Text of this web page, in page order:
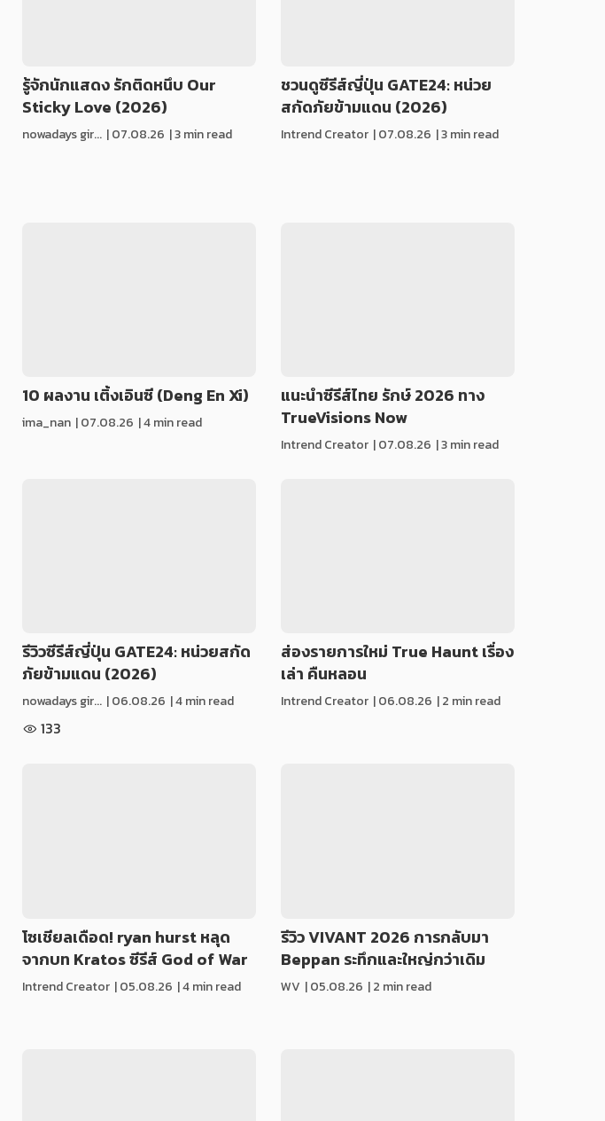
รู้จักนักแสดง รักติดหนึบ Our
Sticky Love (2026)
nowadays gir... |07.08.26 | 3 min read
ชวนดูซีรีส์ญี่ปุ่น GATE24: หน่วย
สกัดภัยข้ามแดน (2026)
Intrend Creator |07.08.26 | 3 min read
10 ผลงาน เติ้งเอินซี (Deng En Xi)
ima_nan |07.08.26 | 4 min read
แนะนำซีรีส์ไทย รักษ์ 2026 ทาง
TrueVisions Now
Intrend Creator |07.08.26 | 3 min read
รีวิวซีรีส์ญี่ปุ่น GATE24: หน่วยสกัด
ภัยข้ามแดน (2026)
nowadays gir... |06.08.26 | 4 min read
133
ส่องรายการใหม่ True Haunt เรื่อง
เล่า คืนหลอน
Intrend Creator |06.08.26 | 2 min read
โซเชียลเดือด! ryan hurst หลุด
จากบท Kratos ซีรีส์ God of War
Intrend Creator |05.08.26 | 4 min read
รีวิว VIVANT 2026 การกลับมา
Beppan ระทึกและใหญ่กว่าเดิม
WV |05.08.26 | 2 min read